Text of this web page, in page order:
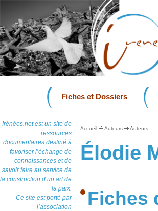
Fiches et Dossiers
Irénées.net est un site de
ressources
documentaires destiné à
favoriser l’échange de
connaissances et de
savoir faire au service de
la construction d’un art de
la paix.
Ce site est porté par
l’association
Accueil Auteurs Auteurs
Élodie
Fiches